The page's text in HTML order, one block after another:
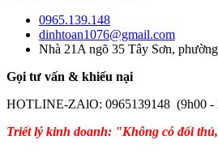
0965.139.148
dinhtoan1076@gmail.com
Nhà 21A ngõ 35 Tây Sơn,
Gọi tư vấn & khiếu nại
HOTLINE-ZAlO: 0965139148 (9h00 -
Triết lý kinh doanh: "Không có đối